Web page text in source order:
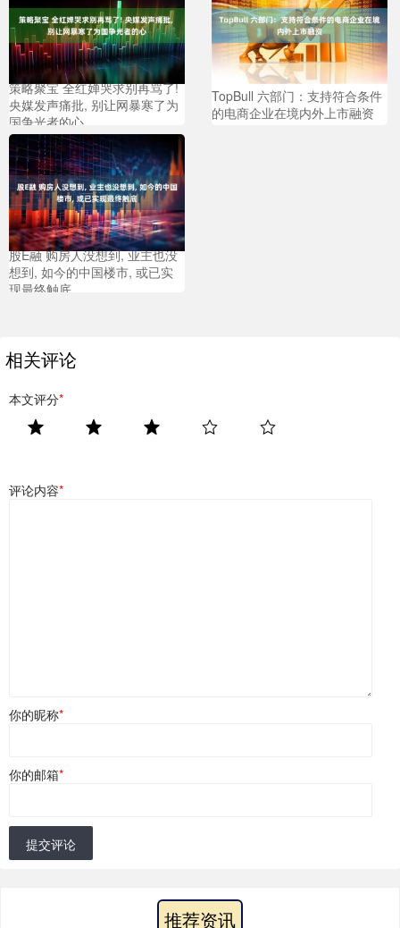
策略聚宝 全红婵哭求别再骂了!
央媒发声痛批, 别让网暴寒了为
国争光者的心
TopBull 六部门：支持符合条件
的电商企业在境内外上市融资
股E融 购房人没想到, 业主也没
想到, 如今的中国楼市, 或已实
现最终触底
相关评论
本文评分*
评论内容*
你的昵称*
你的邮箱*
提交评论
推荐资讯